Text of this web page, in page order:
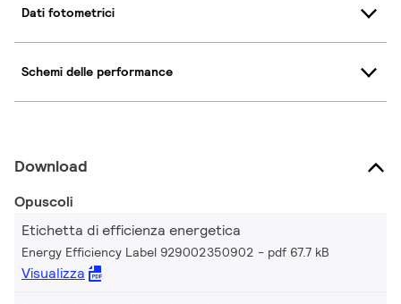
Dati fotometrici
Schemi delle performance
Download
Opuscoli
Etichetta di efficienza energetica
Energy Efficiency Label 929002350902 pdf 67.7 kB
Visualizza